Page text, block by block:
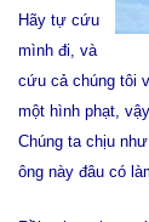
Hãy tự cứu
mình đi, và
cứu cả chúng tôi
một hình phạt,
Chúng ta chịu
ông này đâu có